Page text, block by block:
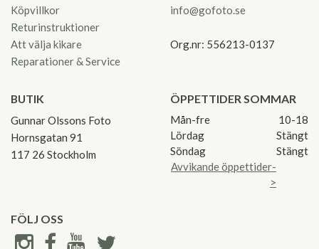
Köpvillkor
Returinstruktioner
Att välja kikare
Reparationer & Service
info@gofoto.se
Org.nr: 556213-0137
BUTIK
Gunnar Olssons Foto
Hornsgatan 91
117 26 Stockholm
ÖPPETTIDER SOMMAR
Mån-fre
10-18
Lördag
Stängt
Söndag
Stängt
Avvikande öppettider-
>
FÖLJ OSS